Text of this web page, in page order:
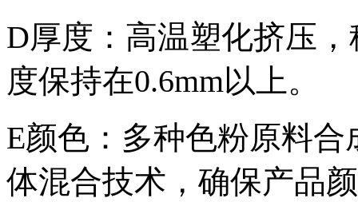
D厚度：高温塑化挤压
度保持在0.6mm以上。
E颜色：多种色粉原料
体混合技术，确保产品